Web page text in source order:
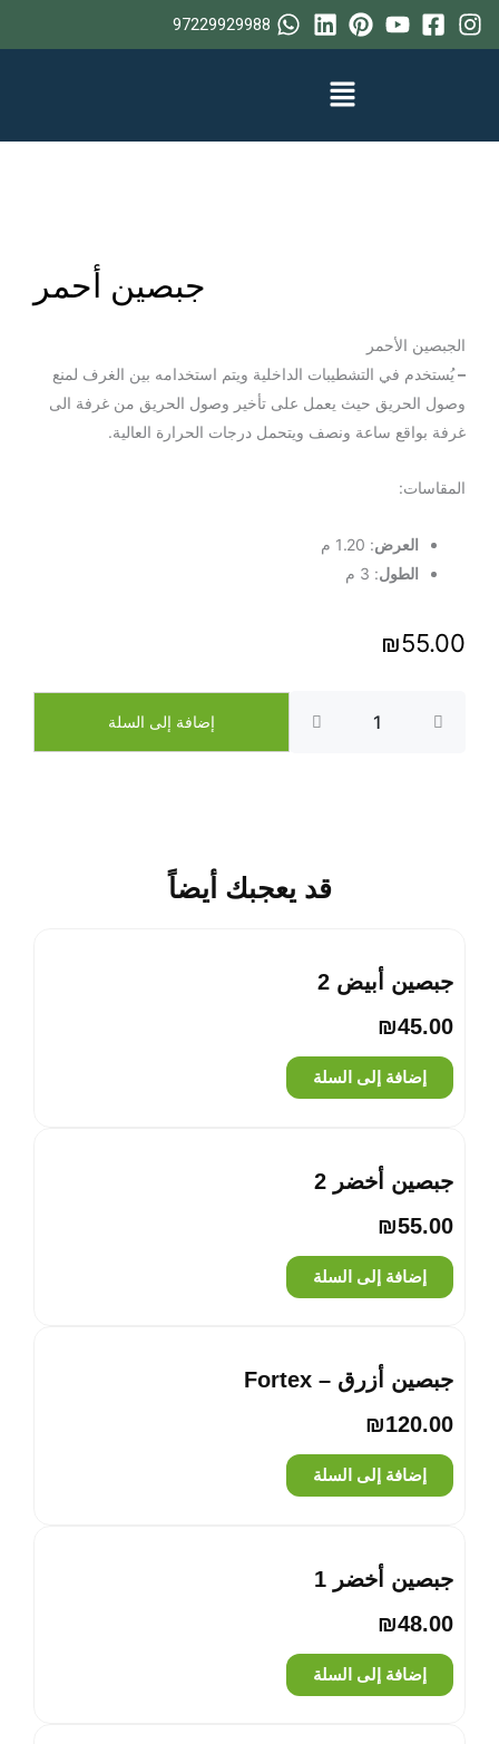
تخطي
إلى
97229929988
جبصين أحمر
الجبصين الأحمر
–يُستخدم في التشطيبات الداخلية ويتم استخدامه بين الغرف لمنع
وصول الحريق حيث يعمل على تأخير وصول الحريق من غرفة الى
غرفة بواقع ساعة ونصف ويتحمل درجات الحرارة العالية.
المقاسات:
العرض: 1.20 م
الطول: 3 م
₪55.00
جبصين
إضافة إلى السلة
قد يعجبك أيضاً
جبصين أبيض 2
₪45.00
إضافة إلى السلة
جبصين أخضر 2
₪55.00
إضافة إلى السلة
جبصين أزرق – Fortex
₪120.00
إضافة إلى السلة
جبصين أخضر 1
₪48.00
إضافة إلى السلة